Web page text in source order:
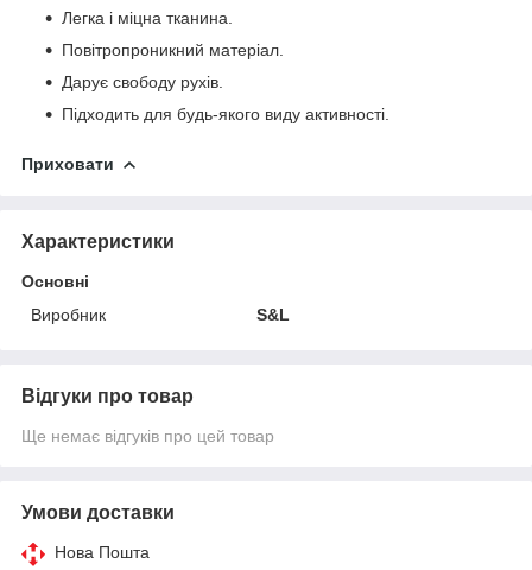
Легка і міцна тканина.
Повітропроникний матеріал.
Дарує свободу рухів.
Підходить для будь-якого виду активності.
Приховати
Характеристики
Основні
Виробник
S&L
Відгуки про товар
Ще немає відгуків про цей товар
Умови доставки
Нова Пошта